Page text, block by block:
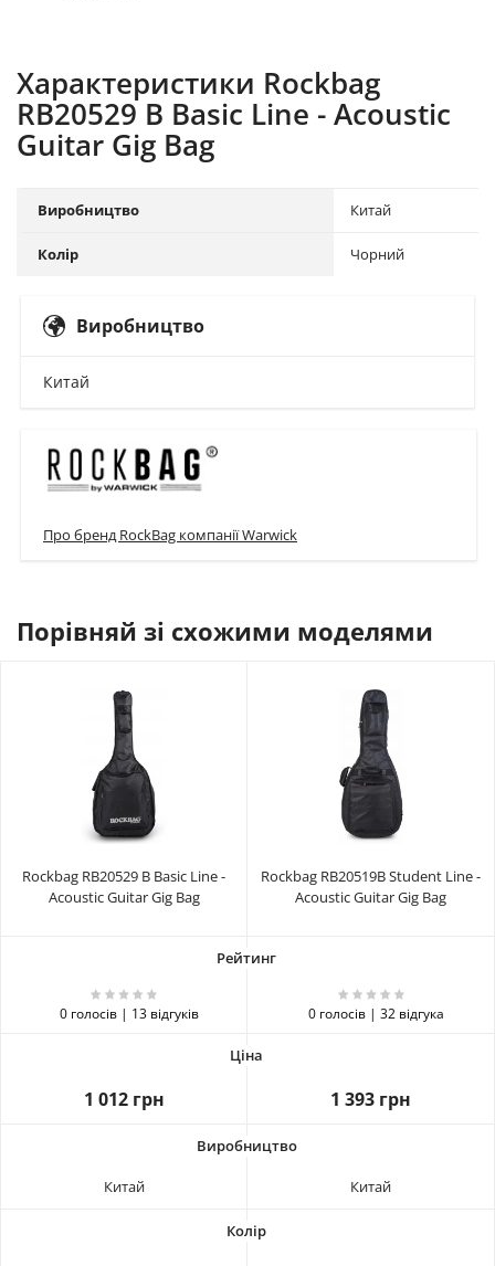
Характеристики Rockbag
RB20529 B Basic Line - Acoustic
Guitar Gig Bag
Виробництво Китай
Колір Чорний
Виробництво
Китай
Про бренд RockBag компанії Warwick
Порівняй зі схожими моделями
Rockbag RB20529 B Basic Line -
Acoustic Guitar Gig Bag
Rockbag RB20519B Student Line -
Acoustic Guitar Gig Bag
0 голосів | 13 відгуків 0 голосів | 32 відгука
1 012 грн 1 393 грн
Китай Китай